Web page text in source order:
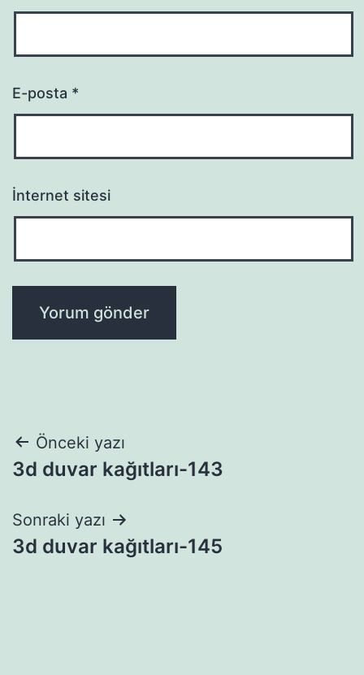
E-posta *
İnternet sitesi
Yazı
gezinmesi
Önceki yazı
3d duvar kağıtları-143
Sonraki yazı
3d duvar kağıtları-145